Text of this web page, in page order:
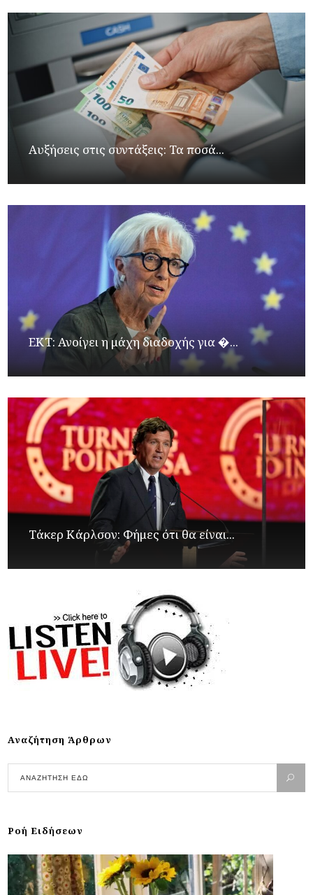
Αυξήσεις στις συντάξεις: Τα ποσά...
ΕΚΤ: Ανοίγει η μάχη διαδοχής για �...
Τάκερ Κάρλσον: Φήμες ότι θα είναι...
Αναζήτηση Άρθρων
Ροή Ειδήσεων